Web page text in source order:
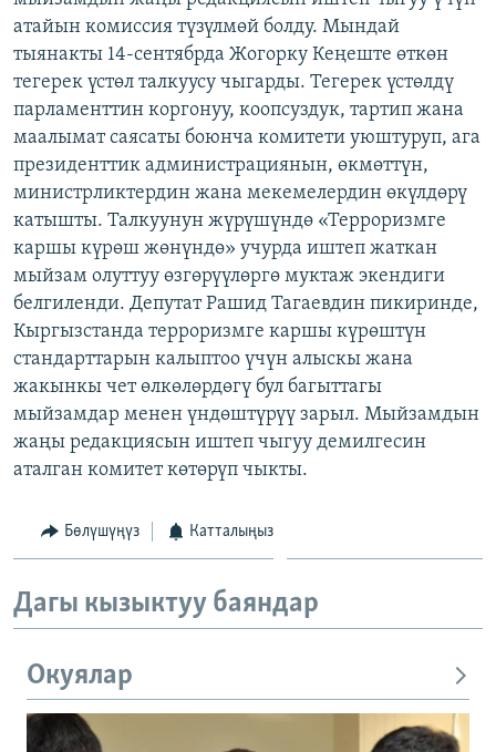
ЭЖЕ-СИҢДИЛЕР
АЗАТТЫК+
ЫҢГАЙСЫЗ СУРООЛОР
ОНЛАЙН ШЕРИНЕ
ЭЕ/АРнун бардык сайттары
атайын комиссия түзүлмөй болду. Мындай
тыянакты 14-сентябрда Жогорку Кеңеште өткөн
тегерек үстөл талкуусу чыгарды. Тегерек үстөлдү
парламенттин коргонуу, коопсуздук, тартип жана
маалымат саясаты боюнча комитети уюштуруп, ага
президенттик администрациянын, өкмөттүн,
министрликтердин жана мекемелердин өкүлдөрү
катышты. Талкуунун жүрүшүндө «Терроризмге
каршы күрөш жөнүндө» учурда иштеп жаткан
мыйзам олуттуу өзгөрүүлөргө муктаж экендиги
белгиленди. Депутат Рашид Тагаевдин пикиринде,
Кыргызстанда терроризмге каршы күрөштүн
стандарттарын калыптоо үчүн алыскы жана
жакынкы чет өлкөлөрдөгү бул багыттагы
мыйзамдар менен үндөштүрүү зарыл. Мыйзамдын
жаңы редакциясын иштеп чыгуу демилгесин
аталган комитет көтөрүп чыкты.
Бөлүшүңүз Катталыңыз
Дагы кызыктуу баяндар
Окуялар